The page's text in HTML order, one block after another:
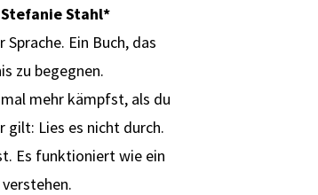
Stahl*
Ein Buch, das
zu begegnen.
mehr kämpfst, als du
gilt: Lies es nicht durch.
Es funktioniert wie ein